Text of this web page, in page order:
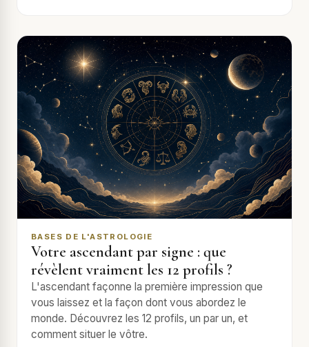
BASES DE L'ASTROLOGIE
Votre ascendant par signe : que
révèlent vraiment les 12 profils ?
L'ascendant façonne la première impression que
vous laissez et la façon dont vous abordez le
monde. Découvrez les 12 profils, un par un, et
comment situer le vôtre.